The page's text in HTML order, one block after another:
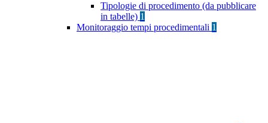
Tipologie di procedimento (da pubblicare
in tabelle) 1
Monitoraggio tempi procedimentali 1